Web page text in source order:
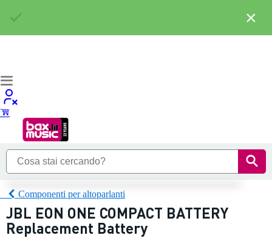
Componenti per altoparlanti
JBL EON ONE COMPACT BATTERY
Replacement Battery
×